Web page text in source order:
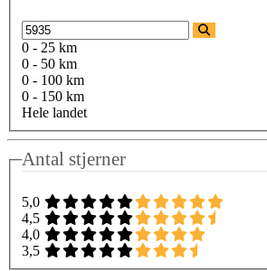
0 - 25 km
0 - 50 km
0 - 100 km
0 - 150 km
Hele landet
Antal stjerner
5,0
4,5
4,0
3,5